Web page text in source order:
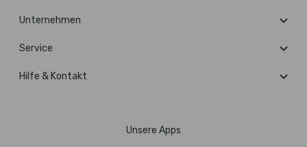
Unternehmen
Service
Hilfe & Kontakt
Unsere Apps